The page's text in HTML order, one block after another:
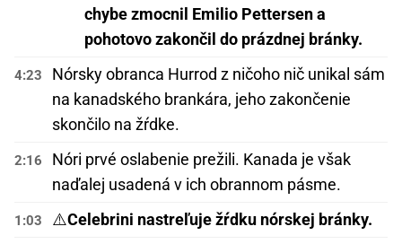
chybe zmocnil Emilio Pettersen a
pohotovo zakončil do prázdnej bránky.
4:23
Nórsky obranca Hurrod z ničoho nič unikal sám
na kanadského brankára, jeho zakončenie
skončilo na žŕdke.
2:16
Nóri prvé oslabenie prežili. Kanada je však
naďalej usadená v ich obrannom pásme.
1:03 ⚠️Celebrini nastreľuje žŕdku nórskej bránky.